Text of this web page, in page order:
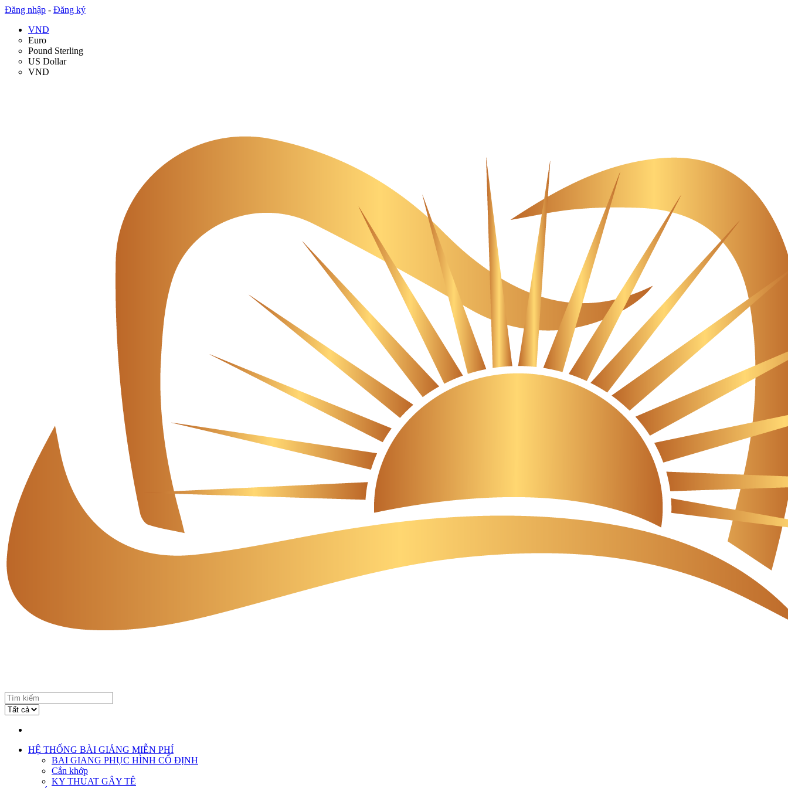
Đăng nhập - Đăng ký
VND
Euro
Pound Sterling
US Dollar
VND
HỆ THỐNG BÀI GIẢNG MIỄN PHÍ
BAI GIANG PHỤC HÌNH CỐ ĐỊNH
Cắn khớp
KY THUAT GÂY TÊ